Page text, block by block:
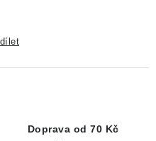
Doprava od 70 Kč